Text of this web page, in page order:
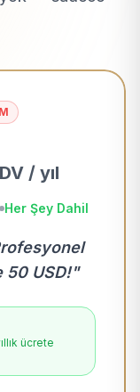
/ yıl
Her Şey Dahil
50 USD!"
ücrete